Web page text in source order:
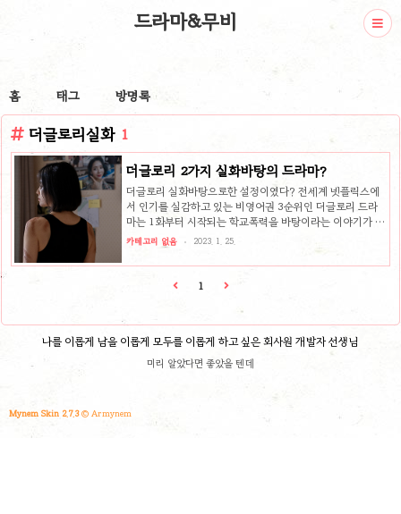
드라마&무비
홈 태그 방명록
더글로리실화 1
더글로리 2가지 실화바탕의 드라마?
더글로리 실화바탕으로한 설정이였다? 전세계 넷플릭스에
서 인기를 실감하고 있는 비영어권 3순위인 더글로리 드라
마는 1화부터 시작되는 학교폭력을 바탕이라는 이야기가 있
는데요. 물론 넷플릭스 측은 실화바탕이 아니라는 공식 입장
을 내 놓았지만 실제로 이런 사건은 우리나라에서 일어난 사
건입니다. 보는 내내 차마 볼 수가 없어서 심약한 분들은 스
킵해가면서 본 시청자도 있다고 할 만큼 그 수위는 심각했는
한 사건을 찾아볼 수 있습니다. 바로 이도현이 맡고 있는 주
여정의 아버지가 환자에게 살해당했던 이야기 입니다. 2가
지 사건의 전말을 한번 알아보도록 하겠습니다. 첫번째, 복수
의 시작이 되는 사건 1화부터 시작되는 송혜교의 유년시절
카테고리 없음 2023. 1. 25.
1
나를 이롭게 남을 이롭게 모두를 이롭게 하고 싶은 회사원 개발자 선생님
미리 알았다면 좋았을 텐데
Mynem Skin 2.7.3© Armynem